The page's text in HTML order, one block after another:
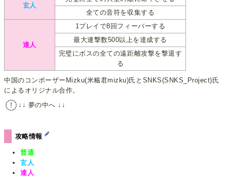
玄人
全ての音符を収集する
達人
1プレイで8回フィーバーする
最大連撃数500以上を達成する
完璧にボスの全ての遠距離攻撃を撃退す
る
中国のコンポーザーMizku(米糍君mizku)氏とSNKS(SNKS_Project)氏
によるオリジナル合作。
↓↓ 夢の中へ ↓↓
攻略情報
普通
玄人
達人